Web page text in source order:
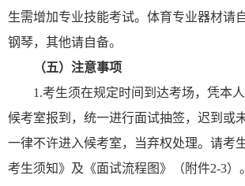
生需增加专业技能考试。体育专业器材请
钢琴，其他请自备。
（五）注意事项
1.考生须在规定时间到达考场，凭本人
候考室报到，统一进行面试抽签，迟到或
一律不许进入候考室，当弃权处理。请考
考生须知》及《面试流程图》（附件2-3）。